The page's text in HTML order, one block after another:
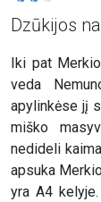
Dzūkijos
Iki pat
veda
apylinkėse jį
miško
nedideli
apsuka
yra A4